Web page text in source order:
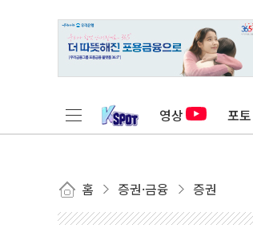
영상 포토
홈 증권·금융 증권